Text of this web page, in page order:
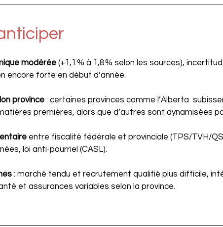
modérée (+1,1 % à 1,8 % selon les sources),
encore forte en début d’année.
province : certaines provinces comme l’Alberta
premières, alors que d’autres sont dynamisées
entre fiscalité fédérale et provinciale (TPS/TVH/
loi anti-pourriel (CASL).
: marché tendu et recrutement qualifié plus difficile,
et assurances variables selon la province.